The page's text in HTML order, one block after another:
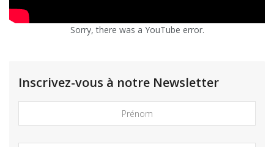
Sorry, there was a YouTube error.
Inscrivez-vous à notre Newsletter